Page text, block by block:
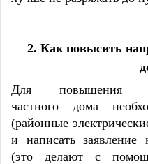
2. Как повысить
Для повышения
частного дома
(районные
и написать
(это делают с